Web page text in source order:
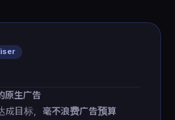
原生广告
目标， 毫不浪费广告预算